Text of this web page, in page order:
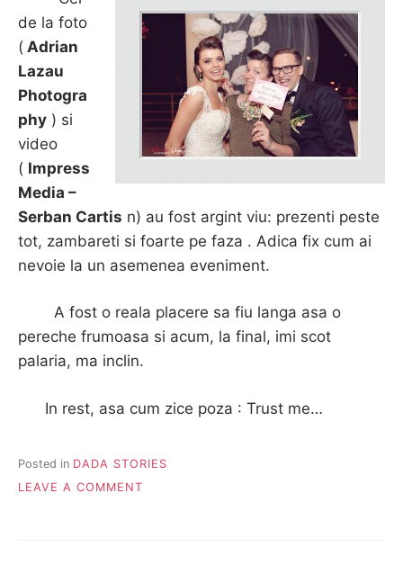
de la foto
( Adrian
Lazau
Photogra
phy ) si
video
( Impress
Media –
Serban Cartis n) au fost argint viu: prezenti peste
tot, zambareti si foarte pe faza . Adica fix cum ai
nevoie la un asemenea eveniment.
A fost o reala placere sa fiu langa asa o
pereche frumoasa si acum, la final, imi scot
palaria, ma inclin.
In rest, asa cum zice poza : Trust me…
Posted in DADA STORIES
LEAVE A COMMENT